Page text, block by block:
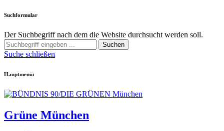
Suchformular
Der Suchbegriff nach dem die Website durchsucht werden soll.
Suchen
Suche schließen
Hauptmenü:
Grüne München